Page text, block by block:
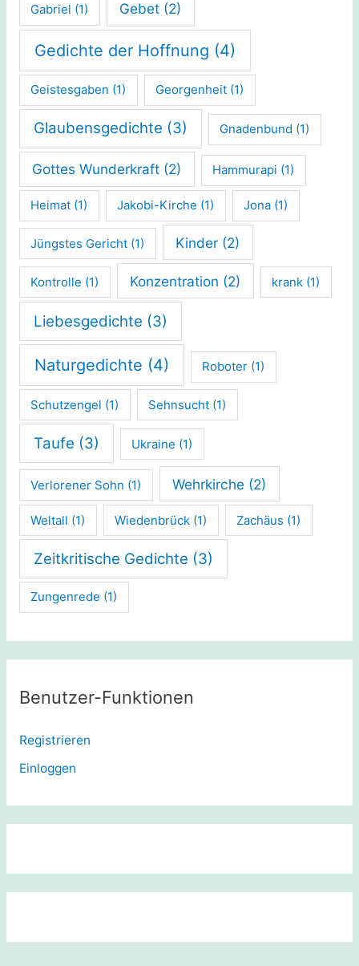
Gabriel (1) Gebet (2)
Gedichte der Hoffnung (4)
Geistesgaben (1) Georgenheit (1)
Glaubensgedichte (3) Gnadenbund (1)
Gottes Wunderkraft (2) Hammurapi (1)
Heimat (1) Jakobi-Kirche (1) Jona (1)
Jüngstes Gericht (1) Kinder (2)
Kontrolle (1) Konzentration (2) krank (1)
Liebesgedichte (3)
Naturgedichte (4) Roboter (1)
Schutzengel (1) Sehnsucht (1)
Taufe (3) Ukraine (1)
Verlorener Sohn (1) Wehrkirche (2)
Weltall (1) Wiedenbrück (1) Zachäus (1)
Zeitkritische Gedichte (3)
Zungenrede (1)
Benutzer-Funktionen
Registrieren
Einloggen